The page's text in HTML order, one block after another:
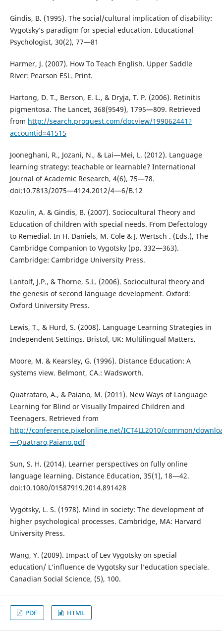
Gindis, B. (1995). The social/cultural implication of disability:
Vygotsky’s paradigm for special education. Educational
Psychologist, 30(2), 77—81
Harmer, J. (2007). How To Teach English. Upper Saddle
River: Pearson ESL. Print.
Hartong, D. T., Berson, E. L., & Dryja, T. P. (2006). Retinitis
pigmentosa. The Lancet, 368(9549), 1795—809. Retrieved
from http://search.proquest.com/docview/199062441?
accountid=41515
Jooneghani, R., Jozani, N., & Lai—Mei, L. (2012). Language
learning strategy: teachable or learnable? International
Journal of Academic Research, 4(6), 75—78.
doi:10.7813/2075—4124.2012/4—6/B.12
Kozulin, A. & Gindis, B. (2007). Sociocultural Theory and
Education of children with special needs. From Defectology
to Remedial. In H. Daniels, M. Cole & J. Wertsch . (Eds.), The
Cambridge Companion to Vygotsky (pp. 332—363).
Cambridge: Cambridge University Press.
Lantolf, J.P., & Thorne, S.L. (2006). Sociocultural theory and
the genesis of second language development. Oxford:
Oxford University Press.
Lewis, T., & Hurd, S. (2008). Language Learning Strategies in
Independent Settings. Bristol, UK: Multilingual Matters.
Moore, M. & Kearsley, G. (1996). Distance Education: A
systems view. Belmont, CA.: Wadsworth.
Quatrataro, A., & Paiano, M. (2011). New Ways of Language
Learning for Blind or Visually Impaired Children and
Teenagers. Retrieved from
http://conference.pixelonline.net/ICT4LL2010/common/
—Quatraro,Paiano.pdf
Sun, S. H. (2014). Learner perspectives on fully online
language learning. Distance Education, 35(1), 18—42.
doi:10.1080/01587919.2014.891428
Vygotsky, L. S. (1978). Mind in society: The development of
higher psychological processes. Cambridge, MA: Harvard
University Press.
Wang, Y. (2009). Impact of Lev Vygotsky on special
education/ L’influence de Vygotsky sur l’education speciale.
Canadian Social Science, (5), 100.
PDF HTML